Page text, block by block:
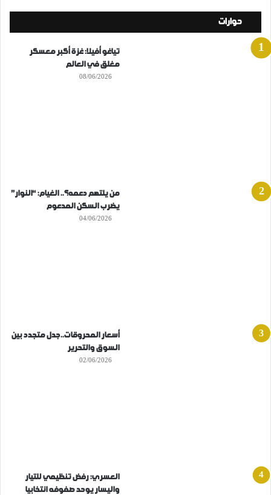
حوارات
تياغو أفيلا: غزة أكبر معسكر
مغلق في العالم
08/06/2026
من يلتهم دعمه؟.. الغيام: “النوار”
يضرب السكن المدعوم
04/06/2026
أسعار المحروقات..جدل متجدد بين
السوق والتحرير
02/06/2026
العسري: رفض تنظيمي للتيار
واليسار يوحد صفوفه انتخابيا